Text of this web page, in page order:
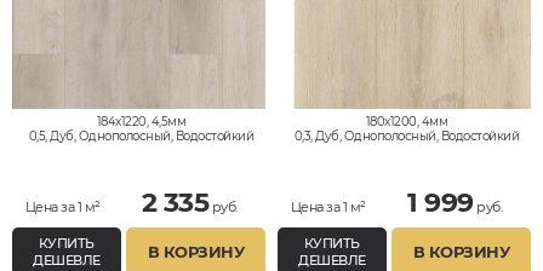
184x1220, 4,5мм
0,5, Дуб, Однополосный, Водостойкий
Цена за 1 м² 2 335руб.
КУПИТЬ
ДЕШЕВЛЕ
В КОРЗИНУ
180x1200, 4мм
0,3, Дуб, Однополосный, Водостойкий
Цена за 1 м² 1 999руб.
КУПИТЬ
ДЕШЕВЛЕ
В КОРЗИНУ